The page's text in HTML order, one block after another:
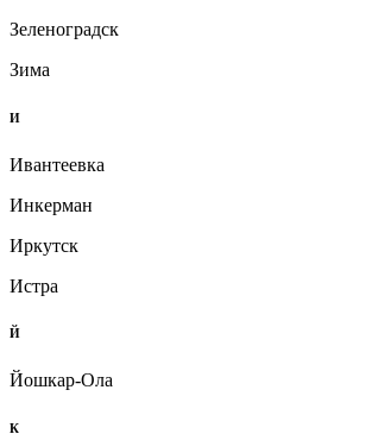
Зеленоградск
Зима
И
Ивантеевка
Инкерман
Иркутск
Истра
Й
Йошкар-Ола
К